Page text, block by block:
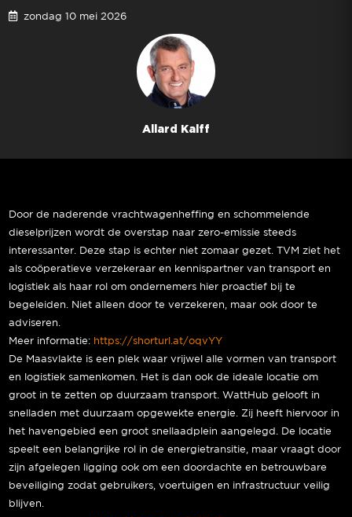
zondag 10 mei 2026
Allard Kalff
Door de naderende vrachtwagenheffing en schommelende
dieselprijzen wordt de overstap naar zero-emissie steeds
interessanter. Deze stap is echter niet zomaar gezet. TVM ziet het
als coöperatieve verzekeraar en kennispartner van transport en
logistiek als haar rol om ondernemers hier proactief bij te
begeleiden. Niet alleen door te verzekeren, maar ook door te
adviseren.
Meer informatie: https://shorturl.at/oqvYY
De Maasvlakte is een plek waar vrijwel alle vormen van transport
en logistiek samenkomen. Het is dan ook de ideale locatie om
groot in te zetten op duurzaam transport. WattHub gelooft in
snelladen met duurzaam opgewekte energie. Zij heeft hiervoor in
het havengebied een groot snellaadplein aangelegd. De locatie
speelt een belangrijke rol in de energietransitie, maar vraagt door
zijn afgelegen ligging ook om een doordachte en betrouwbare
beveiliging zodat gebruikers, voertuigen en infrastructuur veilig
blijven.